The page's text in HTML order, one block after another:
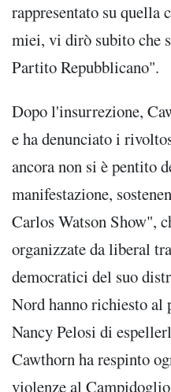
rappresentato su quella
miei, vi dirò subito che
Partito Repubblicano".
Dopo l'insurrezione,
e ha denunciato i
ancora non si è pentito
manifestazione,
Carlos Watson Show",
organizzate da liberal
democratici del suo
Nord hanno richiesto al
Nancy Pelosi di
Cawthorn ha respinto
violenze al